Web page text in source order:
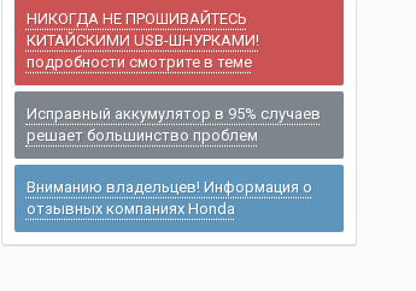
НИКОГДА НЕ ПРОШИВАЙТЕСЬ
КИТАЙСКИМИ USB-ШНУРКАМИ!
подробности смотрите в теме
Исправный аккумулятор в 95% случаев
решает большинство проблем
Вниманию владельцев! Информация о
отзывных компаниях Honda